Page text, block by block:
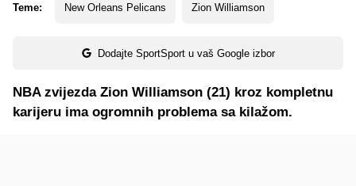
Teme: New Orleans Pelicans Zion Williamson
Dodajte SportSport u vaš Google izbor
NBA zvijezda Zion Williamson (21) kroz kompletnu
karijeru ima ogromnih problema sa kilažom.